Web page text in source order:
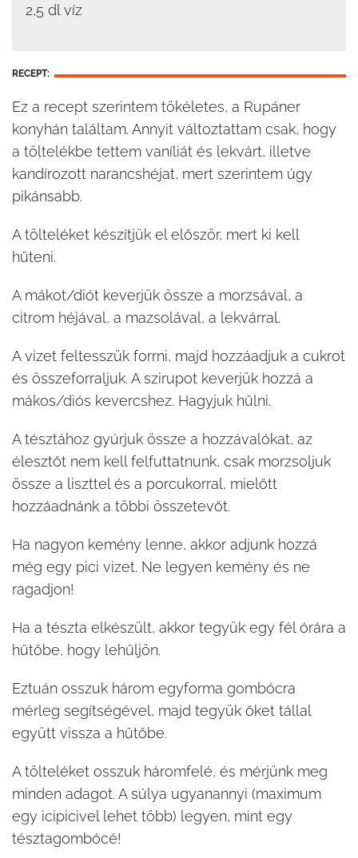
2,5 dl víz
RECEPT:
Ez a recept szerintem tökéletes, a Rupáner
konyhán találtam. Annyit változtattam csak, hogy
a töltelékbe tettem vaníliát és lekvárt, illetve
kandírozott narancshéjat, mert szerintem úgy
pikánsabb.
A tölteléket készítjük el először, mert ki kell
hűteni.
A mákot/diót keverjük össze a morzsával, a
citrom héjával, a mazsolával, a lekvárral.
A vizet feltesszük forrni, majd hozzáadjuk a cukrot
és összeforraljuk. A szirupot keverjük hozzá a
mákos/diós kevercshez. Hagyjuk hűlni.
A tésztához gyúrjuk össze a hozzávalókat, az
élesztőt nem kell felfuttatnunk, csak morzsoljuk
össze a liszttel és a porcukorral, mielőtt
hozzáadnánk a többi összetevőt.
Ha nagyon kemény lenne, akkor adjunk hozzá
még egy pici vizet. Ne legyen kemény és ne
ragadjon!
Ha a tészta elkészült, akkor tegyük egy fél órára a
hűtőbe, hogy lehűljön.
Eztuán osszuk három egyforma gombócra
mérleg segítségével, majd tegyük őket tállal
együtt vissza a hűtőbe.
A tölteléket osszuk háromfelé, és mérjünk meg
minden adagot. A súlya ugyanannyi (maximum
egy icipicivel lehet több) legyen, mint egy
tésztagombócé!